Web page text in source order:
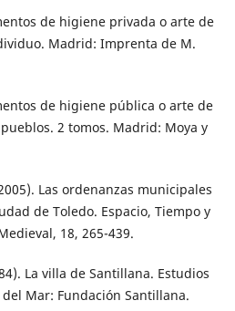
de higiene privada o arte de
Madrid: Imprenta de M.
de higiene pública o arte de
2 tomos. Madrid: Moya y
Las ordenanzas municipales
de Toledo. Espacio, Tiempo y
18, 265-439.
La villa de Santillana. Estudios
Mar: Fundación Santillana.